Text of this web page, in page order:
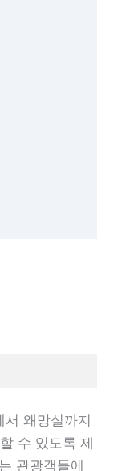
왜망실까지
수 있도록 제
관광객들에